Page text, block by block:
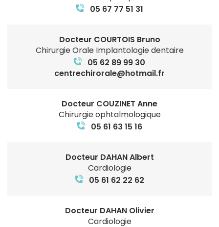
05 67 77 51 31
Docteur COURTOIS Bruno
Chirurgie Orale Implantologie dentaire
05 62 89 99 30
centrechirorale@hotmail.fr
Docteur COUZINET Anne
Chirurgie ophtalmologique
05 61 63 15 16
Docteur DAHAN Albert
Cardiologie
05 61 62 22 62
Docteur DAHAN Olivier
Cardiologie